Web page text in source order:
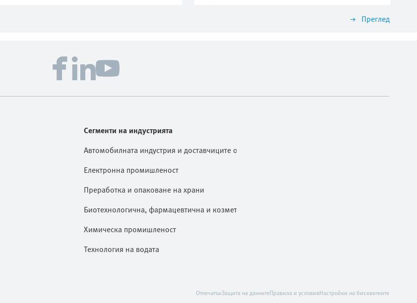
Преглед
Сегменти на индустрията
Автомобилната индустрия и доставчиците от ниво 1
Електронна промишленост
Преработка и опаковане на храни
Биотехнологична, фармацевтична и козметична промишленост
Химическа промишленост
Технология на водата
ОтпечатъкЗащита на даннитеПравила и условияНастройки на бисквитките